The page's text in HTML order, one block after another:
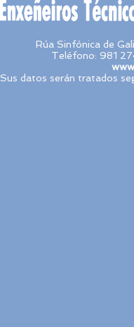
Rúa Sinfónica de
Teléfono: 981
Sus datos serán tratados